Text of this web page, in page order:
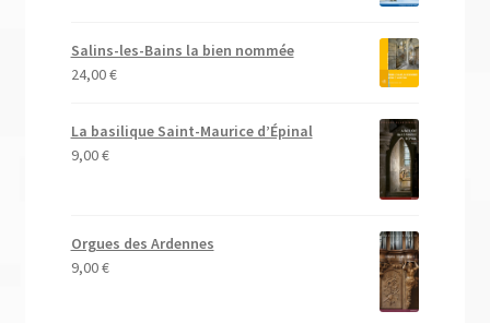
Salins-les-Bains la bien nommée
24,00€
La basilique Saint-Maurice d’Épinal
9,00€
Orgues des Ardennes
9,00€